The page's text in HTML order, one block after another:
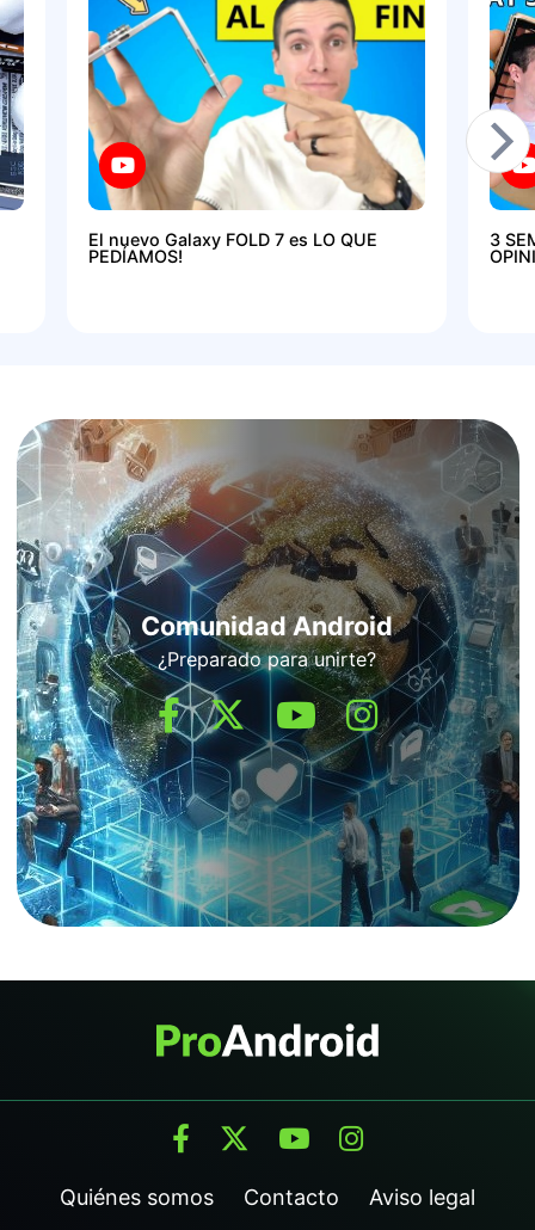
El nuevo Galaxy FOLD 7 es LO QUE
PEDÍAMOS!
3
Comunidad Android
¿Preparado para unirte?
Quiénes somos Contacto
Aviso legal